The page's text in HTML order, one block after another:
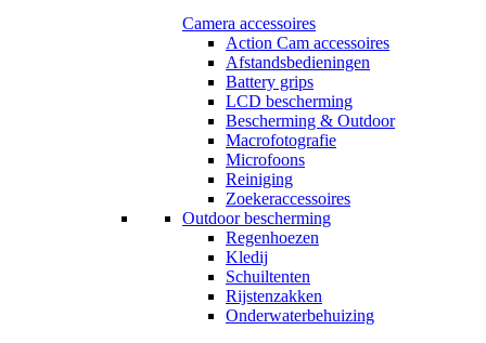
Camera accessoires
Action Cam accessoires
Afstandsbedieningen
Battery grips
LCD bescherming
Bescherming & Outdoor
Macrofotografie
Microfoons
Reiniging
Zoekeraccessoires
Outdoor bescherming
Regenhoezen
Kledij
Schuiltenten
Rijstenzakken
Onderwaterbehuizing